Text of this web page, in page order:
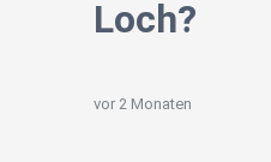
Loch?
vor 2 Monaten